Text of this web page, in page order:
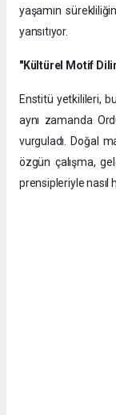
yaşamın
yansıtıyor.
"Kültürel Motif
​Enstitü yetkilileri,
aynı zamanda
vurguladı. Doğal
özgün çalışma,
prensipleriyle nasıl